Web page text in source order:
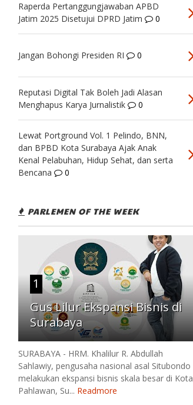
Raperda Pertanggungjawaban APBD
Jatim 2025 Disetujui DPRD Jatim
0
Jangan Bohongi Presiden RI 0
Reputasi Digital Tak Boleh Jadi Alasan
Menghapus Karya Jurnalistik
0
Lewat Portground Vol. 1 Pelindo, BNN,
dan BPBD Kota Surabaya Ajak Anak
Kenal Pelabuhan, Hidup Sehat, dan serta
Bencana
0
PARLEMEN OF THE WEEK
1
Gus Lilur Ekspansi Bisnis di
Surabaya
SURABAYA - HRM. Khalilur R. Abdullah
Sahlawiy, pengusaha nasional asal Situbondo
melakukan ekspansi bisnis skala besar di Kota
Pahlawan, Su... Readmore